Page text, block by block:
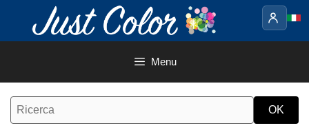
contenuto
Menu